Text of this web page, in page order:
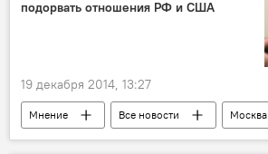
подорвать отношения РФ и США
19 декабря 2014, 13:27
Мнение Все новости
Москва
Вашингтон
Сергей Лавров